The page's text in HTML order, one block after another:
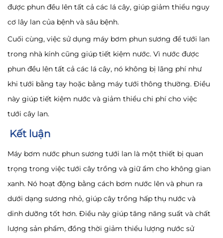
được phun đều lên tất cả các lá cây, giúp giảm thiểu nguy
cơ lây lan của bệnh và sâu bệnh.
Cuối cùng, việc sử dụng máy bơm phun sương để tưới lan
trong nhà kính cũng giúp tiết kiệm nước. Vì nước được
phun đều lên tất cả các lá cây, nó không bị lãng phí như
khi tưới bằng tay hoặc bằng máy tưới thông thường. Điều
này giúp tiết kiệm nước và giảm thiểu chi phí cho việc
tưới cây lan.
Kết luận
Máy bơm nước phun sương tưới lan là một thiết bị quan
trọng trong việc tưới cây trồng và giữ ẩm cho không gian
xanh. Nó hoạt động bằng cách bơm nước lên và phun ra
dưới dạng sương nhỏ, giúp cây trồng hấp thụ nước và
dinh dưỡng tốt hơn. Điều này giúp tăng năng suất và chất
lượng sản phẩm, đồng thời giảm thiểu lượng nước sử